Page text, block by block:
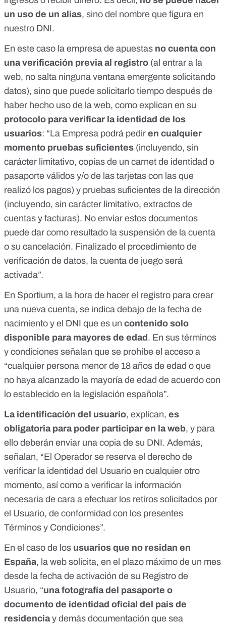
un uso de un alias, sino del nombre que figura en
nuestro DNI.
En este caso la empresa de apuestas no cuenta con
una verificación previa al registro (al entrar a la
web, no salta ninguna ventana emergente solicitando
datos), sino que puede solicitarlo tiempo después de
haber hecho uso de la web, como explican en su
protocolo para verificar la identidad de los
usuarios: “La Empresa podrá pedir en cualquier
momento pruebas suficientes (incluyendo, sin
carácter limitativo, copias de un carnet de identidad o
pasaporte válidos y/o de las tarjetas con las que
realizó los pagos) y pruebas suficientes de la dirección
(incluyendo, sin carácter limitativo, extractos de
cuentas y facturas). No enviar estos documentos
puede dar como resultado la suspensión de la cuenta
o su cancelación. Finalizado el procedimiento de
verificación de datos, la cuenta de juego será
activada”.
En Sportium, a la hora de hacer el registro para crear
una nueva cuenta, se indica debajo de la fecha de
nacimiento y el DNI que es un contenido solo
disponible para mayores de edad . En sus términos
y condiciones señalan que se prohíbe el acceso a
“cualquier persona menor de 18 años de edad o que
no haya alcanzado la mayoría de edad de acuerdo con
lo establecido en la legislación española”.
La identificación del usuario, explican, es
obligatoria para poder participar en la web, y para
ello deberán enviar una copia de su DNI. Además,
señalan, “El Operador se reserva el derecho de
verificar la identidad del Usuario en cualquier otro
momento, así como a verificar la información
necesaria de cara a efectuar los retiros solicitados por
el Usuario, de conformidad con los presentes
Términos y Condiciones”.
En el caso de los usuarios que no residan en
España, la web solicita, en el plazo máximo de un mes
desde la fecha de activación de su Registro de
Usuario, “una fotografía del pasaporte o
documento de identidad oficial del país de
residencia y demás documentación que sea